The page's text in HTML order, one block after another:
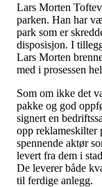
Lars Morten
parken. Han har
park som er
disposisjon. I
Lars Morten
med i prosessen
Som om ikke det
pakke og god
signert en
opp reklameskilter
spennende aktør
levert fra dem i
De leverer både
til ferdige anlegg.